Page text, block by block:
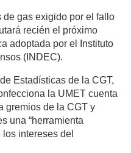
de gas exigido por el fallo
recién el próximo
adoptada por el Instituto
(INDEC).
Estadísticas de la CGT,
la UMET cuenta
gremios de la CGT y
una “herramienta
intereses del